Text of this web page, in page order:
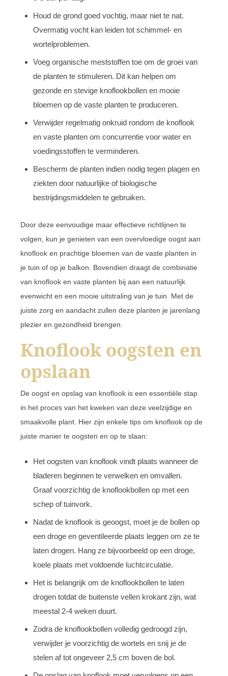
Houd de grond goed vochtig, maar niet te nat.
Overmatig vocht kan leiden tot schimmel- en
wortelproblemen.
Voeg organische meststoffen toe om de groei van
de planten te stimuleren. Dit kan helpen om
gezonde en stevige knoflookbollen en mooie
bloemen op de vaste planten te produceren.
Verwijder regelmatig onkruid rondom de knoflook
en vaste planten om concurrentie voor water en
voedingsstoffen te verminderen.
Bescherm de planten indien nodig tegen plagen en
ziekten door natuurlijke of biologische
bestrijdingsmiddelen te gebruiken.
Door deze eenvoudige maar effectieve richtlijnen te
volgen, kun je genieten van een overvloedige oogst aan
knoflook en prachtige bloemen van de vaste planten in
je tuin of op je balkon. Bovendien draagt de combinatie
van knoflook en vaste planten bij aan een natuurlijk
evenwicht en een mooie uitstraling van je tuin. Met de
juiste zorg en aandacht zullen deze planten je jarenlang
plezier en gezondheid brengen.
Knoflook oogsten en
opslaan
De oogst en opslag van knoflook is een essentiële stap
in het proces van het kweken van deze veelzijdige en
smaakvolle plant. Hier zijn enkele tips om knoflook op de
juiste manier te oogsten en op te slaan:
Het oogsten van knoflook vindt plaats wanneer de
bladeren beginnen te verwelken en omvallen.
Graaf voorzichtig de knoflookbollen op met een
schep of tuinvork.
Nadat de knoflook is geoogst, moet je de bollen op
een droge en geventileerde plaats leggen om ze te
laten drogen. Hang ze bijvoorbeeld op een droge,
koele plaats met voldoende luchtcirculatie.
Het is belangrijk om de knoflookbollen te laten
drogen totdat de buitenste vellen krokant zijn, wat
meestal 2-4 weken duurt.
Zodra de knoflookbollen volledig gedroogd zijn,
verwijder je voorzichtig de wortels en snij je de
stelen af tot ongeveer 2,5 cm boven de bol.